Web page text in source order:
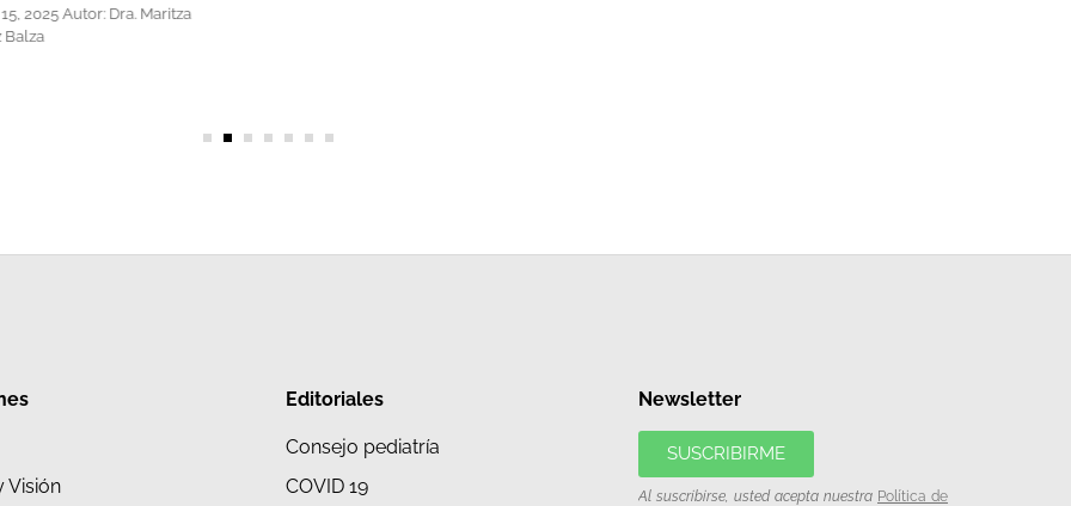
2025 Autor:Dra. Maritza
Balza
Visión
Editoriales
Consejo pediatría
COVID 19
Newsletter
SUSCRIBIRME
Al suscribirse, usted acepta nuestra Política de